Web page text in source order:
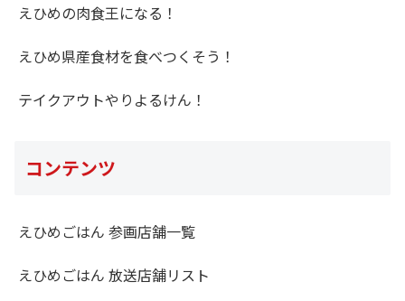
えひめの肉食王になる！
えひめ県産食材を食べつくそう！
テイクアウトやりよるけん！
コンテンツ
えひめごはん 参画店舗一覧
えひめごはん 放送店舗リスト